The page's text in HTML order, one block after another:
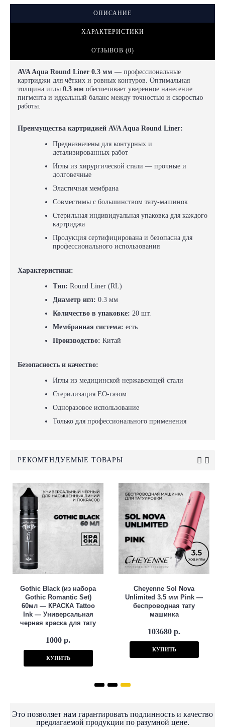
ОПИСАНИЕ
ХАРАКТЕРИСТИКИ
ОТЗЫВОВ (0)
AVA Aqua Round Liner 0.3 мм — профессиональные
картриджи для чётких и ровных контуров. Оптимальная
толщина иглы 0.3 мм обеспечивает уверенное нанесение
пигмента и идеальный баланс между точностью и скоростью
работы.
Преимущества картриджей AVA Aqua Round Liner:
Предназначены для контурных и
детализированных работ
Иглы из хирургической стали — прочные и
долговечные
Эластичная мембрана
Совместимы с большинством тату-машинок
Стерильная индивидуальная упаковка для каждого
картриджа
Продукция сертифицирована и безопасна для
профессионального использования
Характеристики:
Тип: Round Liner (RL)
Диаметр игл: 0.3 мм
Количество в упаковке: 20 шт.
Мембранная система: есть
Производство: Китай
Безопасность и качество:
Иглы из медицинской нержавеющей стали
Стерилизация EO-газом
Одноразовое использование
Только для профессионального применения
РЕКОМЕНДУЕМЫЕ ТОВАРЫ
Gothic Black (из набора
Gothic Romantic Set)
60мл — КРАСКА Tattoo
Ink — Универсальная
черная краска для тату
1000 р.
КУПИТЬ
Cheyenne Sol Nova
Unlimited 3.5 мм Pink —
беспроводная тату
машинка
103680 р.
КУПИТЬ
Это позволяет нам гарантировать подлинность и качество
предлагаемой продукции по разумной цене.